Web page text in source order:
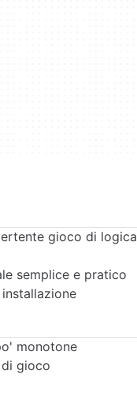
gioco di logica
semplice e pratico
monotone
gioco